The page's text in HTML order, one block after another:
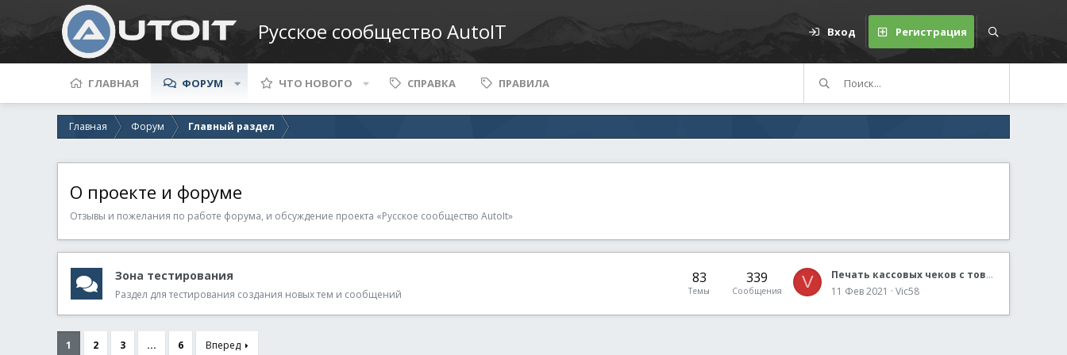
Русское сообщество AutoIT Вход Регистрация
ГЛАВНАЯ ФОРУМ ЧТО НОВОГО СПРАВКА ПРАВИЛА
Главная Форум Главный раздел
О проекте и форуме
Отзывы и пожелания по работе форума, и обсуждение проекта «Русское сообщество AutoIt»
Зона тестирования
Раздел для тестирования создания новых тем и сообщений Темы
83
Сообщения
339 V
Печать кассовых чеков с товарами, и применение кассы в качестве принтера, форматированный текст, штрих и QR-коды
11 Фев 2021
Vic58
1 2 3 ... 6 Вперед